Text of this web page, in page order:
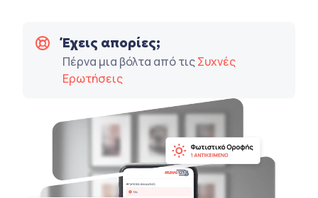
Έχεις απορίες;
Πέρνα μια βόλτα από τιςΣυχνές
Ερωτήσεις